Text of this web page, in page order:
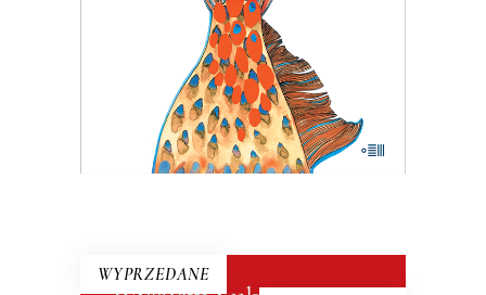
jednak…
37.00zł 24.05zł
KSIĄŻKA DO KOSZYKA
WYPRZEDANE